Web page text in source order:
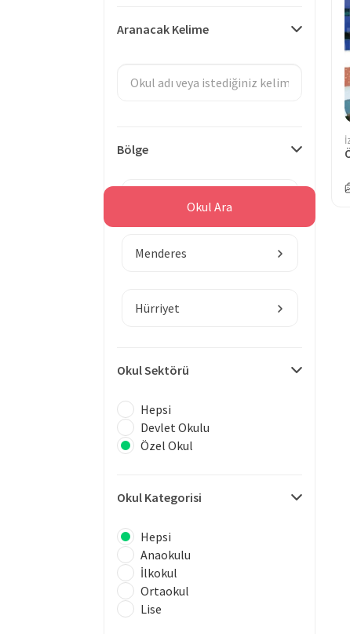
Aranacak Kelime
Bölge
Menderes
Hürriyet
Okul Sektörü
Hepsi
Devlet Okulu
Özel Okul
Okul Kategorisi
Hepsi
Anaokulu
İlkokul
Ortaokul
Lise
Okul Ara